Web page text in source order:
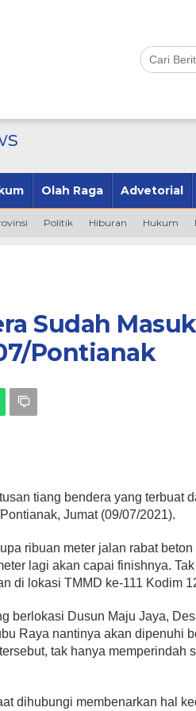
Olah Raga Advetorial
Politik Hiburan Hukum
Sudah
Pontianak
tiang bendera yang terbuat
Jumat (09/07/2021).
ribuan meter jalan rabat
lagi akan capai finishnya.
di lokasi TMMD ke-111 Kodim
berlokasi Dusun Maju Jaya,
Raya nantinya akan dipenuhi
tak hanya memperindah
dihubungi membenarkan hal